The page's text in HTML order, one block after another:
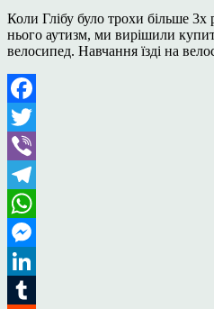
Коли Глібу було трохи більше
нього аутизм, ми вирішили
велосипед. Навчання їзді на
Facebook
Twitter
Viber
Telegram
WhatsApp
Messenger
LinkedIn